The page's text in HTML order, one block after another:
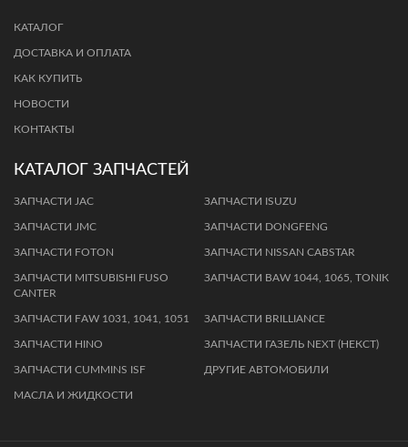
КАТАЛОГ ЗАПЧАСТЕЙ
ЗАПЧАСТИ JAC ЗАПЧАСТИ ISUZU
ЗАПЧАСТИ JMC ЗАПЧАСТИ DONGFENG
ЗАПЧАСТИ FOTON ЗАПЧАСТИ NISSAN CABSTAR
ЗАПЧАСТИ MITSUBISHI FUSO
CANTER
ЗАПЧАСТИ BАW 1044, 1065, TОNIК
ЗAПЧAСТИ FАW 1031, 1041, 1051 ЗАПЧАСТИ BRILLIANCE
ЗАПЧАСТИ HINO ЗАПЧАСТИ ГАЗЕЛЬ NEXT (НЕКСТ)
ЗАПЧАСТИ CUMMINS ISF ДРУГИЕ АВТОМОБИЛИ
МАСЛА И ЖИДКОСТИ
КАТАЛОГ
ДОСТАВКА И ОПЛАТА
КАК КУПИТЬ
НОВОСТИ
КОНТАКТЫ